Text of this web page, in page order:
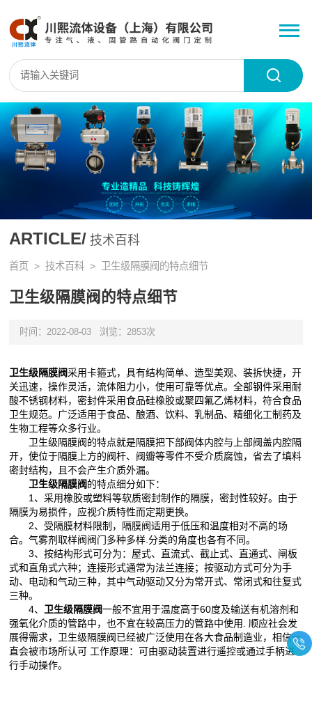
ARTICLE/ 技术百科
首页 >技术百科 > 卫生级隔膜阀的特点细节
卫生级隔膜阀的特点细节
时间：2022-08-03 浏览：2853次
卫生级隔膜阀采用卡箍式，具有结构简单、造型美观、装拆快捷，开
关迅速，操作灵活，流体阻力小，使用可靠等优点。全部钢件采用耐
酸不锈钢材料，密封件采用食品硅橡胶或聚四氟乙烯材料，符合食品
卫生规范。广泛适用于食品、酿酒、饮料、乳制品、精细化工制药及
生物工程等众多行业。
卫生级隔膜阀的特点就是隔膜把下部阀体内腔与上部阀盖内腔隔
开，使位于隔膜上方的阀杆、阀瓣等零件不受介质腐蚀，省去了填料
密封结构，且不会产生介质外漏。
卫生级隔膜阀的特点细分如下：
1、采用橡胶或塑料等软质密封制作的隔膜，密封性较好。由于
隔膜为易损件，应视介质特性而定期更换。
2、受隔膜材料限制，隔膜阀适用于低压和温度相对不高的场
合。气雾剂取样阀阀门多种多样.分类的角度也各有不同。
3、按结构形式可分为：屋式、直流式、截止式、直通式、闸板
式和直角式六种；连接形式通常为法兰连接；按驱动方式可分为手
动、电动和气动三种，其中气动驱动又分为常开式、常闭式和往复式
三种。
4、 卫生级隔膜阀一般不宜用于温度高于60度及输送有机溶剂和
强氧化介质的管路中，也不宜在较高压力的管路中使用. 顺应社会发
展得需求，卫生级隔膜阀已经被广泛使用在各大食品制造业，相信一
直会被市场所认可 工作原理：可由驱动装置进行遥控或通过手柄进
行手动操作。